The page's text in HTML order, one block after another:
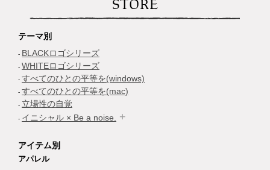
STORE
テーマ別
BLACKロゴシリーズ
WHITEロゴシリーズ
すべてのひとの平等を(windows)
すべてのひとの平等を(mac)
立場性の自覚
イニシャル × Be a noise.
アイテム別
アパレル